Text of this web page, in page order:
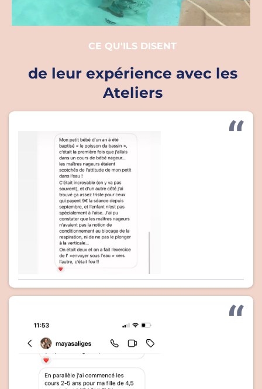
CE QU'ILS DISENT
de leur expérience avec les
Ateliers